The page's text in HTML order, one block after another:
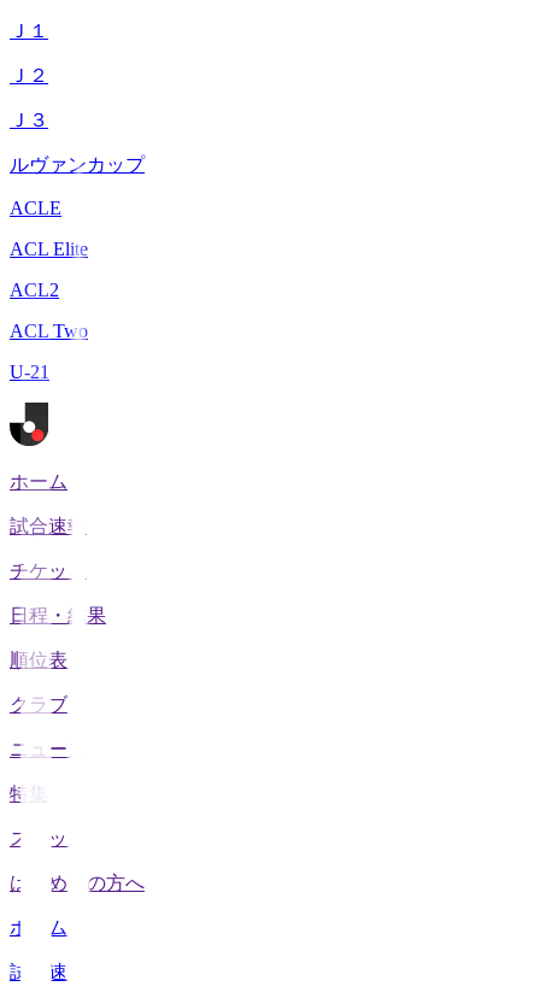
Ｊ１
Ｊ２
Ｊ３
ルヴァンカップ
ACLE
ACL Elite
ACL2
ACL Two
U-21
ホーム
試合速報
チケット
日程・結果
順位表
クラブ
ニュース
特集
スタッツ
はじめての方へ
ホーム
試合速報